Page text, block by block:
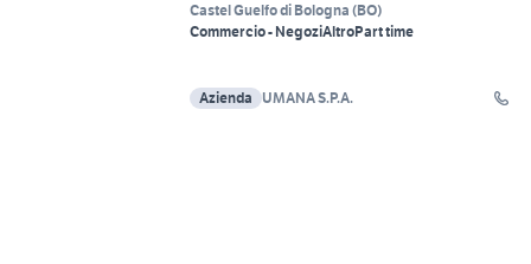
Castel Guelfo di Bologna (BO)
Commercio - NegoziAltroPart time
Azienda UMANA S.P.A.